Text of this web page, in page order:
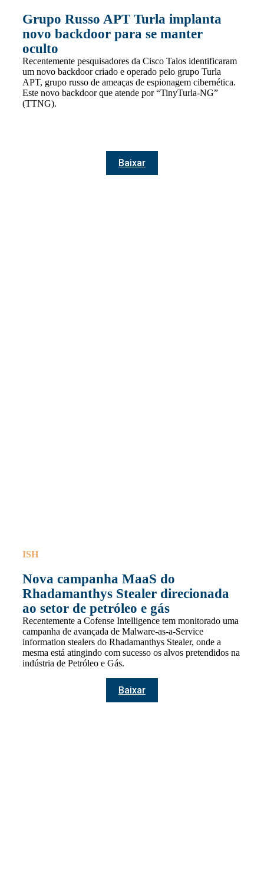
Grupo Russo APT Turla implanta
novo backdoor para se manter
oculto
Recentemente pesquisadores da Cisco Talos identificaram
um novo backdoor criado e operado pelo grupo Turla
APT, grupo russo de ameaças de espionagem cibernética.
Este novo backdoor que atende por “TinyTurla-NG”
(TTNG).
Baixar
ISH
Nova campanha MaaS do
Rhadamanthys Stealer direcionada
ao setor de petróleo e gás
Recentemente a Cofense Intelligence tem monitorado uma
campanha de avançada de Malware-as-a-Service
information stealers do Rhadamanthys Stealer, onde a
mesma está atingindo com sucesso os alvos pretendidos na
indústria de Petróleo e Gás.
Baixar